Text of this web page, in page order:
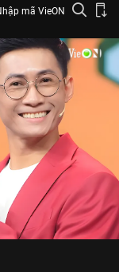
mã VieON